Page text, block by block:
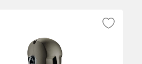
ut dyra